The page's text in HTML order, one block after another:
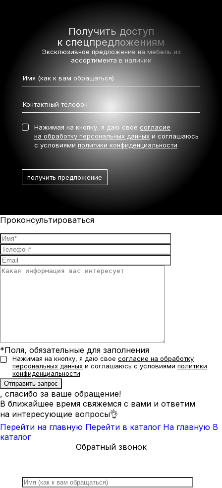
Получить доступ
к спецпредложениям
Эксклюзивное предложение на мебель из
ассортимента в наличии
Нажимая на кнопку, я даю свое согласие
на обработку персональных данных и соглашаюсь
с условиями политики конфиденциальности
Проконсультироваться
*Поля, обязательные для заполнения
Нажимая на кнопку, я даю свое согласие на обработку
персональных данных и соглашаюсь с условиями политики
конфиденциальности
, спасибо за ваше обращение!
В ближайшее время свяжемся с вами и ответим
на интересующие вопросы👌
Перейти на главную Перейти в каталог На главную В
каталог
Обратный звонок